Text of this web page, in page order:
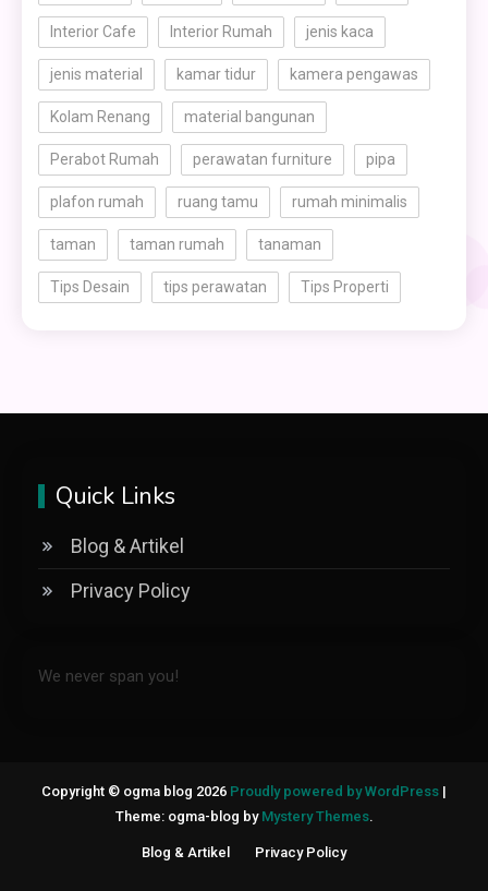
Interior Cafe Interior Rumah jenis kaca
jenis material kamar tidur kamera pengawas
Kolam Renang material bangunan
Perabot Rumah perawatan furniture pipa
plafon rumah ruang tamu rumah minimalis
taman taman rumah tanaman
Tips Desain tips perawatan Tips Properti
Quick Links
Blog & Artikel
Privacy Policy
We never span you!
Copyright © ogma blog 2026 Proudly powered by WordPress |
Theme: ogma-blog by Mystery Themes.
Blog & Artikel Privacy Policy